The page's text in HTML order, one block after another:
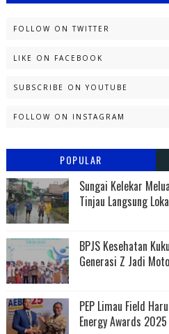
FOLLOW ON TWITTER
LIKE ON FACEBOOK
SUBSCRIBE ON YOUTUBE
FOLLOW ON INSTAGRAM
POPULAR
Sungai Kelekar
Tinjau Langsung
BPJS Kesehatan
Generasi Z Jadi
PEP Limau Field
Energy Awards 2025